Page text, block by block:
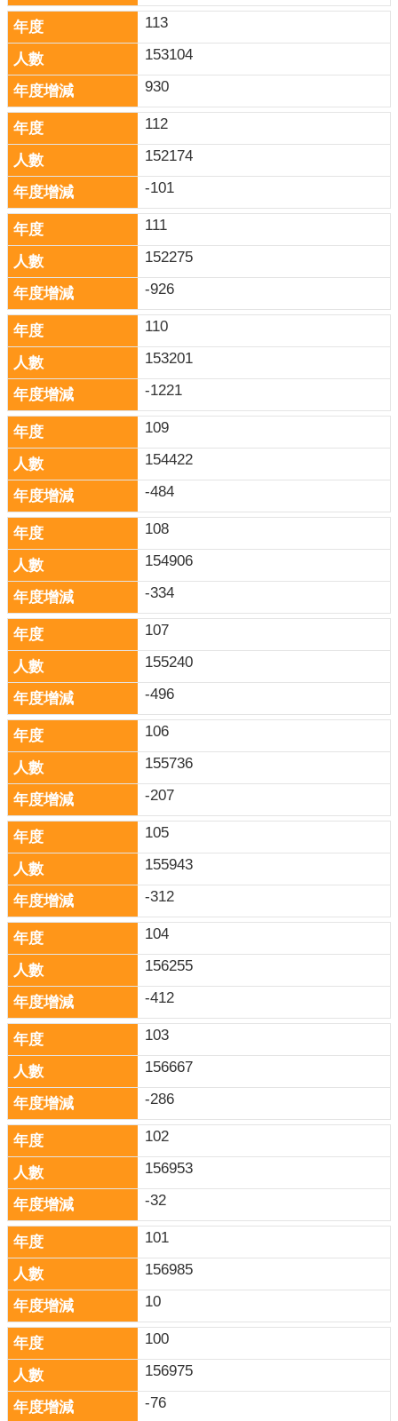
入
口
資
訊
網
隱
私
權
保
護
政
策
網
站
安
全
政
策
政
府
網
站
資
料
開
放
宣
告
113
153104
930
112
152174
-101
111
152275
-926
110
153201
-1221
109
154422
-484
108
154906
-334
107
155240
-496
106
155736
-207
105
155943
-312
104
156255
-412
103
156667
-286
102
156953
-32
101
156985
10
100
156975
-76